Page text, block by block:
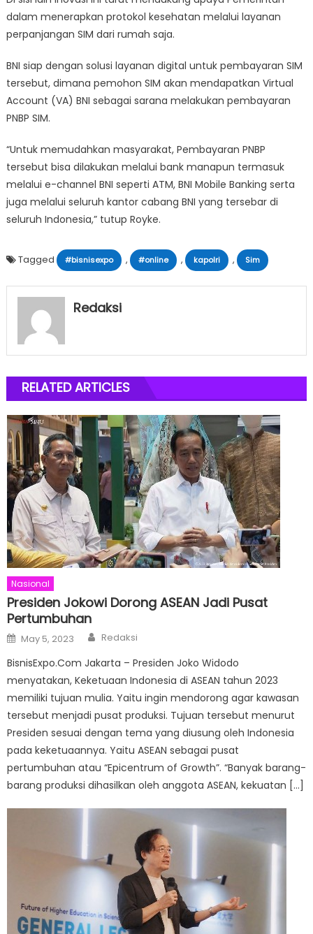
dalam menerapkan protokol kesehatan melalui layanan
perpanjangan SIM dari rumah saja.
BNI siap dengan solusi layanan digital untuk pembayaran SIM
tersebut, dimana pemohon SIM akan mendapatkan Virtual
Account (VA) BNI sebagai sarana melakukan pembayaran
PNBP SIM.
“Untuk memudahkan masyarakat, Pembayaran PNBP
tersebut bisa dilakukan melalui bank manapun termasuk
melalui e-channel BNI seperti ATM, BNI Mobile Banking serta
juga melalui seluruh kantor cabang BNI yang tersebar di
seluruh Indonesia,” tutup Royke.
Tagged #bisnisexpo , #online , kapolri , Sim
Redaksi
RELATED ARTICLES
Nasional
Presiden Jokowi Dorong ASEAN Jadi Pusat
Pertumbuhan
Posted
on
May 5, 2023 Author
Redaksi
BisnisExpo.Com Jakarta – Presiden Joko Widodo
menyatakan, Keketuaan Indonesia di ASEAN tahun 2023
memiliki tujuan mulia. Yaitu ingin mendorong agar kawasan
tersebut menjadi pusat produksi. Tujuan tersebut menurut
Presiden sesuai dengan tema yang diusung oleh Indonesia
pada keketuaannya. Yaitu ASEAN sebagai pusat
pertumbuhan atau “Epicentrum of Growth”. “Banyak barang-
barang produksi dihasilkan oleh anggota ASEAN, kekuatan […]